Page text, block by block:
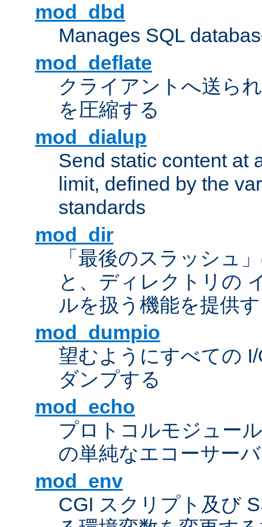
mod_dbd
Manages SQL
mod_deflate
クライアントへ送ら
を圧縮する
mod_dialup
Send static content at
limit, defined by the
standards
mod_dir
「最後のスラッシュ
と、ディレクトリの
ルを扱う機能を提供
mod_dumpio
望むようにすべての
ダンプする
mod_echo
プロトコルモジュー
の単純なエコーサーバ
mod_env
CGI スクリプト及び